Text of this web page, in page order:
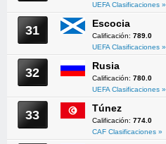
UEFA Clasificaciones »
31 Escocia
Calificación: 789.0
UEFA Clasificaciones »
32 Rusia
Calificación: 780.0
UEFA Clasificaciones »
33 Túnez
Calificación: 774.0
CAF Clasificaciones »